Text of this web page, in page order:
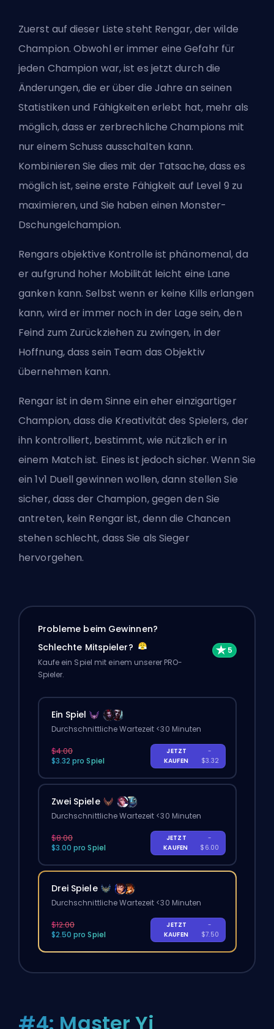
Zuerst auf dieser Liste steht Rengar, der wilde
Champion. Obwohl er immer eine Gefahr für
jeden Champion war, ist es jetzt durch die
Änderungen, die er über die Jahre an seinen
Statistiken und Fähigkeiten erlebt hat, mehr als
möglich, dass er zerbrechliche Champions mit
nur einem Schuss ausschalten kann.
Kombinieren Sie dies mit der Tatsache, dass es
möglich ist, seine erste Fähigkeit auf Level 9 zu
maximieren, und Sie haben einen Monster-
Dschungelchampion.
Rengars objektive Kontrolle ist phänomenal, da
er aufgrund hoher Mobilität leicht eine Lane
ganken kann. Selbst wenn er keine Kills erlangen
kann, wird er immer noch in der Lage sein, den
Feind zum Zurückziehen zu zwingen, in der
Hoffnung, dass sein Team das Objektiv
übernehmen kann.
Rengar ist in dem Sinne ein eher einzigartiger
Champion, dass die Kreativität des Spielers, der
ihn kontrolliert, bestimmt, wie nützlich er in
einem Match ist. Eines ist jedoch sicher. Wenn Sie
ein 1v1 Duell gewinnen wollen, dann stellen Sie
sicher, dass der Champion, gegen den Sie
antreten, kein Rengar ist, denn die Chancen
stehen schlecht, dass Sie als Sieger
hervorgehen.
Probleme beim Gewinnen?
Schlechte Mitspieler?
Kaufe ein Spiel mit einem unserer PRO-
Spieler.
Ein Spiel
Durchschnittliche Wartezeit <30 Minuten
$4.00
$3.32 pro Spiel
JETZT
KAUFEN
-
$3.32
Zwei Spiele
Durchschnittliche Wartezeit <30 Minuten
$8.00
$3.00 pro Spiel
JETZT
KAUFEN
-
$6.00
Drei Spiele
Durchschnittliche Wartezeit <30 Minuten
$12.00
$2.50 pro Spiel
JETZT
KAUFEN
-
$7.50
#4: Master Yi